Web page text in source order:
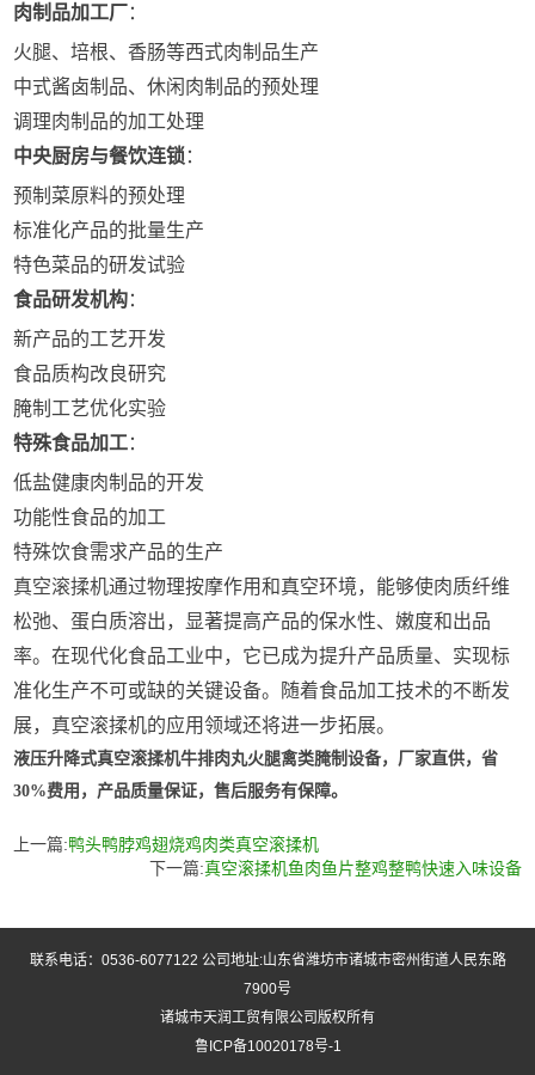
肉制品加工厂：
火腿、培根、香肠等西式肉制品生产
中式酱卤制品、休闲肉制品的预处理
调理肉制品的加工处理
中央厨房与餐饮连锁 ：
预制菜原料的预处理
标准化产品的批量生产
特色菜品的研发试验
食品研发机构：
新产品的工艺开发
食品质构改良研究
腌制工艺优化实验
特殊食品加工：
低盐健康肉制品的开发
功能性食品的加工
特殊饮食需求产品的生产
真空滚揉机通过物理按摩作用和真空环境，能够使肉质纤维
松弛、蛋白质溶出，显著提高产品的保水性、嫩度和出品
率。在现代化食品工业中，它已成为提升产品质量、实现标
准化生产不可或缺的关键设备。随着食品加工技术的不断发
展，真空滚揉机的应用领域还将进一步拓展。
液压升降式真空滚揉机牛排肉丸火腿禽类腌制设备，厂家直供，省
30%费用，产品质量保证，售后服务有保障。
上一篇:鸭头鸭脖鸡翅烧鸡肉类真空滚揉机
下一篇:真空滚揉机鱼肉鱼片整鸡整鸭快速入味设备
联系电话：0536-6077122 公司地址:山东省潍坊市诸城市密州街道人民东路
7900号
诸城市天润工贸有限公司版权所有
鲁ICP备10020178号-1